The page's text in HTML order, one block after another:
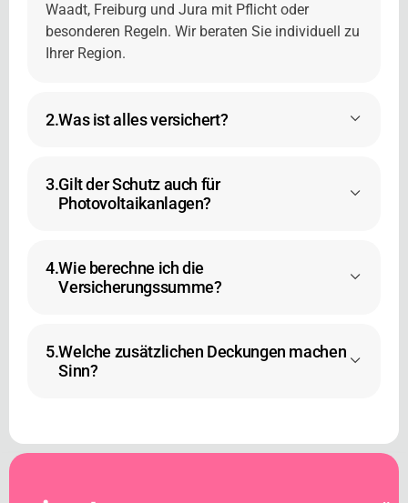
Waadt, Freiburg und Jura mit Pflicht oder
besonderen Regeln. Wir beraten Sie individuell zu
Ihrer Region.
2.Was ist alles versichert?
3.Gilt der Schutz auch für
Photovoltaikanlagen?
4.Wie berechne ich die
Versicherungssumme?
5.Welche zusätzlichen Deckungen machen
Sinn?